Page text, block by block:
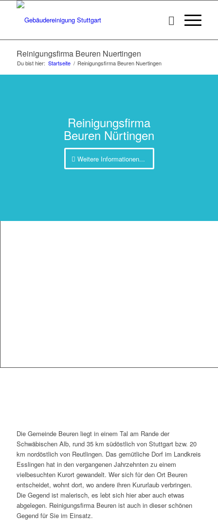
Reinigungsfirma Beuren Nuertingen
Du bist hier: Startseite / Reinigungsfirma Beuren Nuertingen
Reinigungsfirma
Beuren Nürtingen
Weitere Informationen...
Die Gemeinde Beuren liegt in einem Tal am Rande der
Schwäbischen Alb, rund 35 km südöstlich von Stuttgart bzw. 20
km nordöstlich von Reutlingen. Das gemütliche Dorf im Landkreis
Esslingen hat in den vergangenen Jahrzehnten zu einem
vielbesuchten Kurort gewandelt. Wer sich für den Ort Beuren
entscheidet, wohnt dort, wo andere ihren Kururlaub verbringen.
Die Gegend ist malerisch, es lebt sich hier aber auch etwas
abgelegen. Reinigungsfirma Beuren ist auch in dieser schönen
Gegend für Sie im Einsatz.